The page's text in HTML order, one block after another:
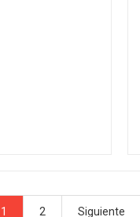
1 2 Siguiente